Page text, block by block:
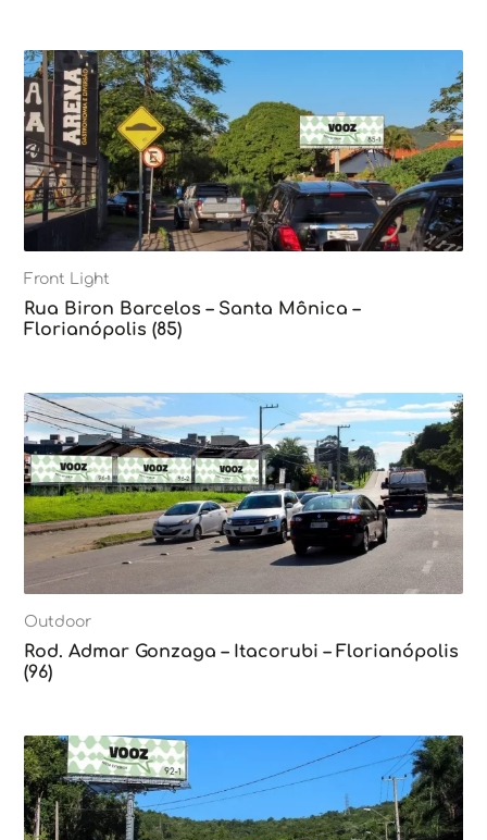
Front Light
Rua Biron Barcelos – Santa Mônica –
Florianópolis (85)
Outdoor
Rod. Admar Gonzaga – Itacorubi – Florianópolis
(96)